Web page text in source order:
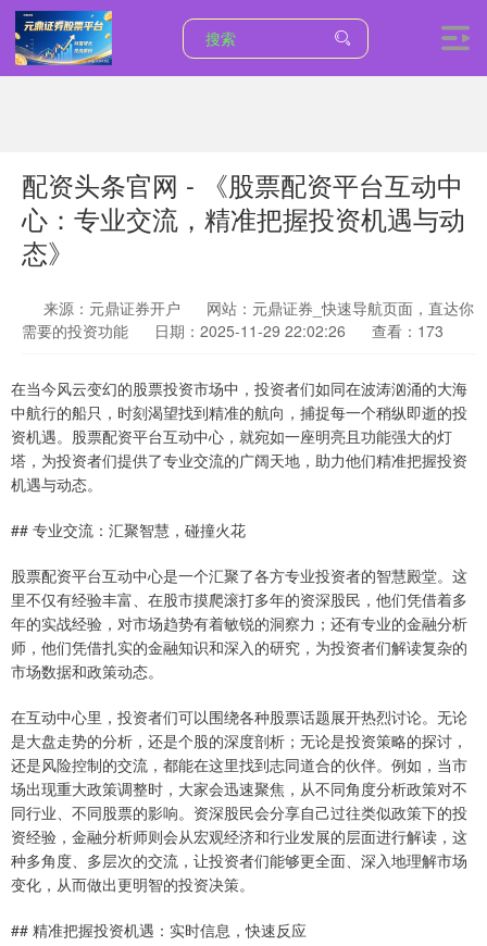
配资头条官网 - 《股票配资平台互动中
心：专业交流，精准把握投资机遇与动
态》
来源：元鼎证券开户
网站：元鼎证券_快速导航页面，直达你
需要的投资功能
日期：2025-11-29 22:02:26 查看：173
在当今风云变幻的股票投资市场中，投资者们如同在波涛汹涌的大海
中航行的船只，时刻渴望找到精准的航向，捕捉每一个稍纵即逝的投
资机遇。股票配资平台互动中心，就宛如一座明亮且功能强大的灯
塔，为投资者们提供了专业交流的广阔天地，助力他们精准把握投资
机遇与动态。
## 专业交流：汇聚智慧，碰撞火花
股票配资平台互动中心是一个汇聚了各方专业投资者的智慧殿堂。这
里不仅有经验丰富、在股市摸爬滚打多年的资深股民，他们凭借着多
年的实战经验，对市场趋势有着敏锐的洞察力；还有专业的金融分析
师，他们凭借扎实的金融知识和深入的研究，为投资者们解读复杂的
市场数据和政策动态。
在互动中心里，投资者们可以围绕各种股票话题展开热烈讨论。无论
是大盘走势的分析，还是个股的深度剖析；无论是投资策略的探讨，
还是风险控制的交流，都能在这里找到志同道合的伙伴。例如，当市
场出现重大政策调整时，大家会迅速聚焦，从不同角度分析政策对不
同行业、不同股票的影响。资深股民会分享自己过往类似政策下的投
资经验，金融分析师则会从宏观经济和行业发展的层面进行解读，这
种多角度、多层次的交流，让投资者们能够更全面、深入地理解市场
变化，从而做出更明智的投资决策。
## 精准把握投资机遇：实时信息，快速反应